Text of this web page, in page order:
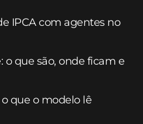
IPCA com agentes no
o que são, onde ficam e
que o modelo lê